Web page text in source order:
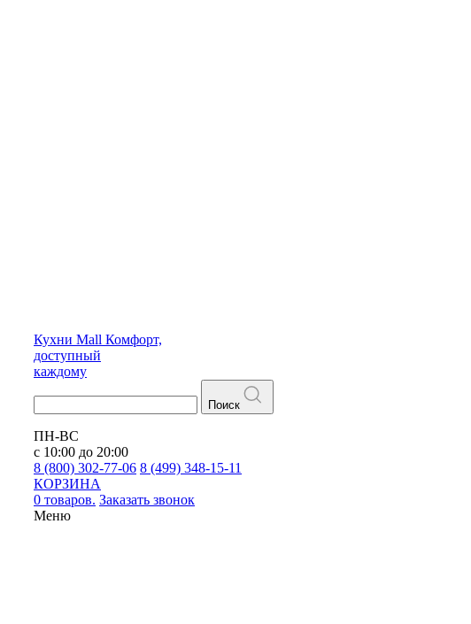
Кухни Mall Комфорт,
доступный
каждому
Поиск
ПН-ВС
с 10:00 до 20:00
8 (800) 302-77-06 8 (499) 348-15-11
КОРЗИНА
0 товаров. Заказать звонок
Меню